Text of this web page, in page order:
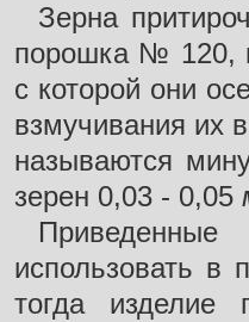
Зерна
порошка № 120,
с которой они
взмучивания их
называются
зерен 0,03 - 0,05
использовать в
тогда изделие